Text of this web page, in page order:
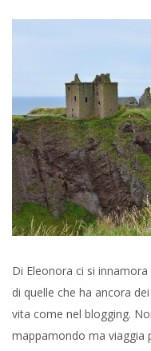
Di Eleonora ci si
di quelle che ha ancora
vita come nel blogging.
mappamondo ma viaggia